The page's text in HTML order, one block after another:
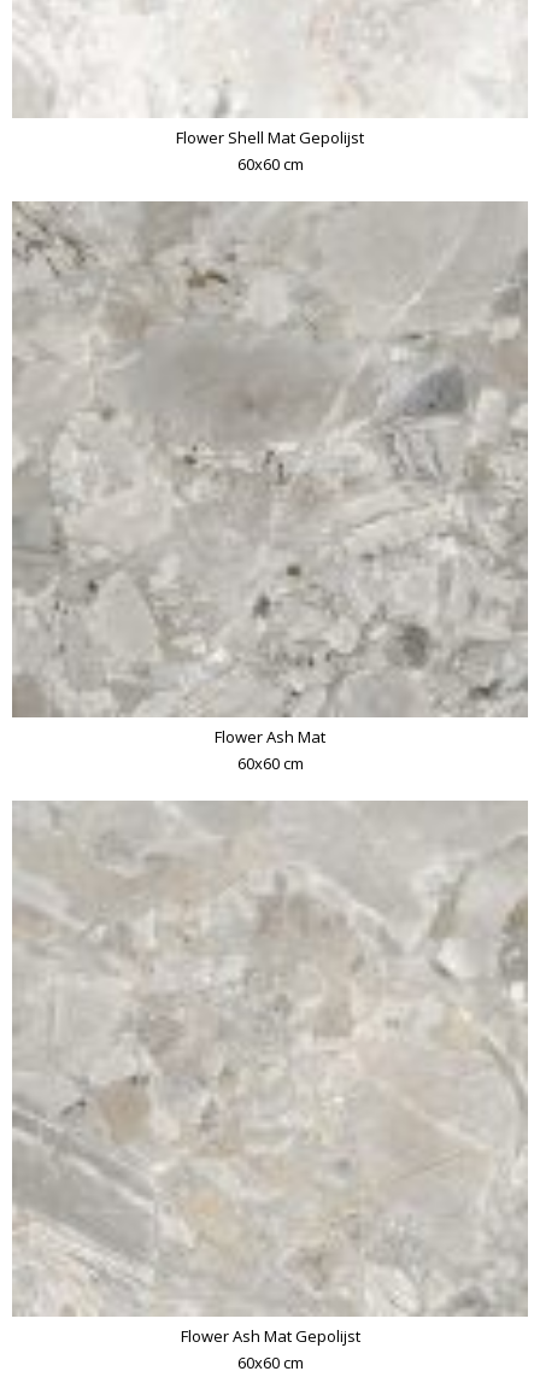
Flower Shell Mat Gepolijst
60x60 cm
Flower Ash Mat
60x60 cm
Flower Ash Mat Gepolijst
60x60 cm